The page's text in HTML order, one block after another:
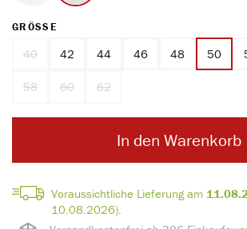
Voraussichtliche Lieferung am
10.08.2026).
GRÖSSE AUSWÄHLEN
40(Diese Option ist zurzeit nicht verfügbar.)
42 44 46 48 50
58(Diese Option ist zurzeit nicht verfügbar.)
60(Diese Option ist zurzeit nicht verfügbar.)
62(Diese Option ist zurzeit nicht
In den Warenkorb